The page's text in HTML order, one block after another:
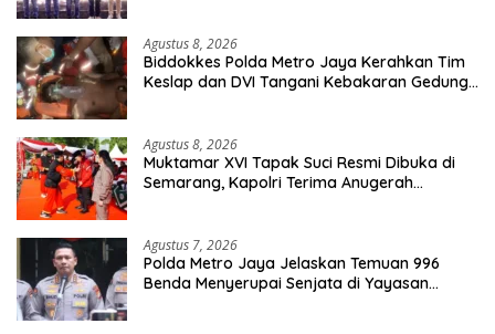
Agustus 8, 2026
Biddokkes Polda Metro Jaya Kerahkan Tim
Keslap dan DVI Tangani Kebakaran Gedung
Agustus 8, 2026
Muktamar XVI Tapak Suci Resmi Dibuka di
Semarang, Kapolri Terima Anugerah
Agustus 7, 2026
Polda Metro Jaya Jelaskan Temuan 996
Benda Menyerupai Senjata di Yayasan